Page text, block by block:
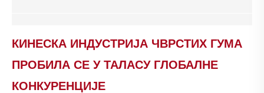
КИНЕСКА ИНДУСТРИЈА ЧВРСТИХ ГУМА
ПРОБИЛА СЕ У ТАЛАСУ ГЛОБАЛНЕ
КОНКУРЕНЦИЈЕ